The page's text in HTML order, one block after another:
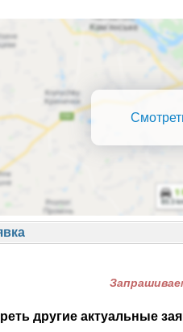
другие актуальные